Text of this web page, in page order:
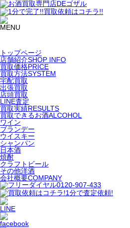
トップページ
店舗紹介SHOP INFO
買取価格PRICE
買取方法SYSTEM
宅配買取
出張買取
店頭買取
LINE査定
買取実績RESULTS
買取できるお酒ALCOHOL
ワイン
ブランデー
ウイスキー
シャンパン
日本酒
焼酎
クラフトビール
その他洋酒
会社概要COMPANY